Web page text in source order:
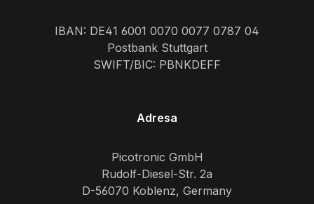
IBAN: DE41 6001 0070 0077 0787 04
Postbank Stuttgart
SWIFT/BIC: PBNKDEFF
Adresa
Picotronic GmbH
Rudolf-Diesel-Str. 2a
D-56070 Koblenz, Germany